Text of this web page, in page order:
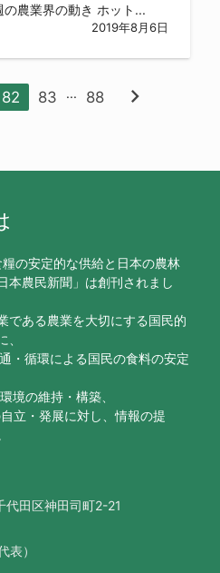
の農業界の動き ホット...
2019年8月6日
82 83 ... 88 chevron_right
の安定的な供給と日本の農林
本農民新聞」は創刊されまし
である農業を大切にする国民的
・循環による国民の食料の安定
境の維持・構築、
立・発展に対し、情報の提
田区神田司町2-21
）